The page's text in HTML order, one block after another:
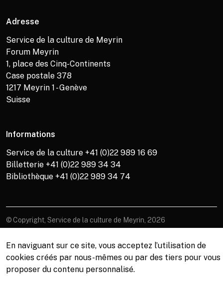
Adresse
Service de la culture de Meyrin
Forum Meyrin
1, place des Cinq-Continents
Case postale 378
1217 Meyrin 1 - Genève
Suisse
Informations
Service de la culture +41 (0)22 989 16 69
Billetterie +41 (0)22 989 34 34
Bibliothèque +41 (0)22 989 34 74
© Copyright, Service de la culture de Meyrin, 2026
En naviguant sur ce site, vous acceptez l’utilisation de
cookies créés par nous-mêmes ou par des tiers pour vous
proposer du contenu personnalisé.